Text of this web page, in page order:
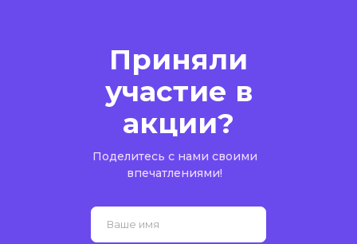
Поделитесь с нами своими
впечатлениями!
Ваше имя
Приняли
участие в
акции?